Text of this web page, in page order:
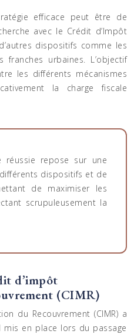
efficace peut être de
avec le Crédit d’Impôt
dispositifs comme les
urbaines. L’objectif
les différents mécanismes
la charge fiscale
réussie repose sur une
dispositifs et de
de maximiser les
scrupuleusement la
d’impôt
(CIMR)
du Recouvrement (CIMR) a
en place lors du passage